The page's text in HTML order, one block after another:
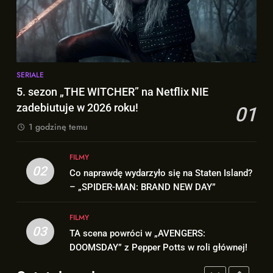
Znamy szczegóły roli
Deadpoola Ryan Reynoldsa w
„AVENGERS: DOOMSDAY”!
FILMY
1
5. sezon „THE WITCHER” na
Netflix NIE zadebiutuje w 2026
Co naprawdę wydarzyło się na
Staten Island? – „SPIDER-MAN:
3
TA scena powróci w
„AVENGERS: DOOMSDAY” z
SERIALE
5. sezon „THE WITCHER” na Netflix NIE
zadebiutuje w 2026 roku!
01
1 godzinę temu
02
FILMY
Co naprawdę wydarzyło się na Staten Island?
– „SPIDER-MAN: BRAND NEW DAY”
03
FILMY
TA scena powróci w „AVENGERS:
DOOMSDAY” z Pepper Potts w roli głównej!
7
TA figurka LEGO
Niesamowitego Spider-Mana
jest warta tysiące dolarów!
GADŻETY
8
Znamy szczegóły roli
Deadpoola Ryan Reynoldsa w
1
5. sezon „THE WITCHER” na
Co naprawdę wydarzyło się na